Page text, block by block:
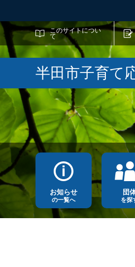
このサイトについ
て
サイト内検索
半田市子育て
お知らせ
の一覧へ
団
を探